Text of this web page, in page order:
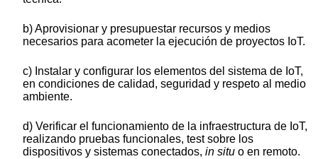
b) Aprovisionar y presupuestar recursos y medios
necesarios para acometer la ejecución de proyectos IoT.
c) Instalar y configurar los elementos del sistema de IoT,
en condiciones de calidad, seguridad y respeto al medio
ambiente.
d) Verificar el funcionamiento de la infraestructura de IoT,
realizando pruebas funcionales, test sobre los
dispositivos y sistemas conectados, in situ o en remoto.